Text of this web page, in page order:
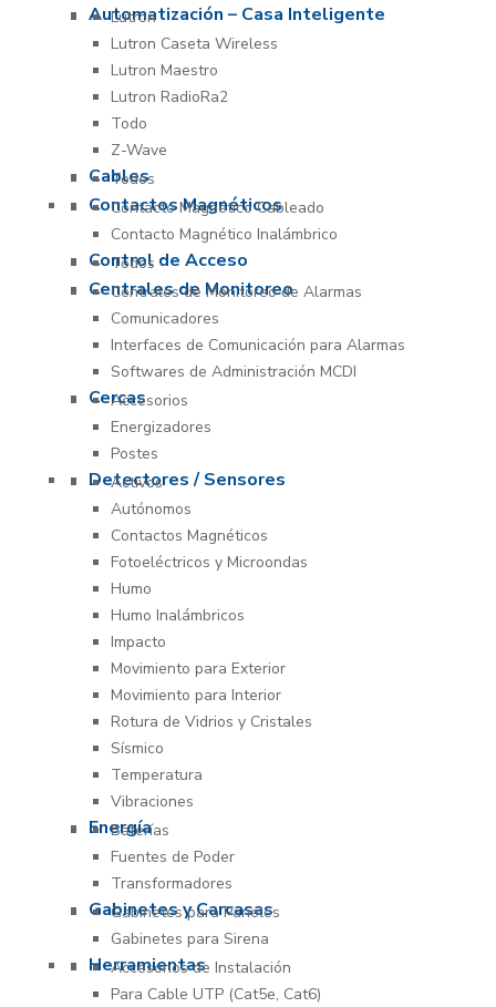
Automatización – Casa Inteligente
Lutron
Lutron Caseta Wireless
Lutron Maestro
Lutron RadioRa2
Todo
Z-Wave
Cables
Todos
Contactos Magnéticos
Contacto Magnético Cableado
Contacto Magnético Inalámbrico
Control de Acceso
Todos
Centrales de Monitoreo
Centrales de Monitoreo de Alarmas
Comunicadores
Interfaces de Comunicación para Alarmas
Softwares de Administración MCDI
Cercas
Accesorios
Energizadores
Postes
Detectores / Sensores
Activos
Autónomos
Contactos Magnéticos
Fotoeléctricos y Microondas
Humo
Humo Inalámbricos
Impacto
Movimiento para Exterior
Movimiento para Interior
Rotura de Vidrios y Cristales
Sísmico
Temperatura
Vibraciones
Energía
Baterías
Fuentes de Poder
Transformadores
Gabinetes y Carcasas
Gabinetes para Paneles
Gabinetes para Sirena
Herramientas
Accesorios de Instalación
Para Cable UTP (Cat5e, Cat6)